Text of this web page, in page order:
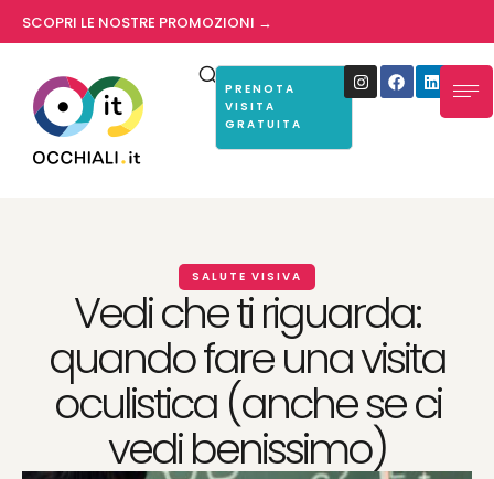
SCOPRI LE NOSTRE PROMOZIONI →
PRENOTA
VISITA
GRATUITA
SALUTE VISIVA
Vedi che ti riguarda:
quando fare una visita
oculistica (anche se ci
vedi benissimo)